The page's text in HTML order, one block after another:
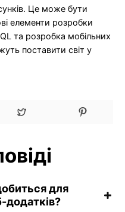
Це може бути
елементи розробки
та розробка мобільних
поставити світ у
для
додатків?